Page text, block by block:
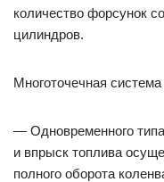
количество форсунок
цилиндров.
Многоточечная
— Одновременного
и впрыск топлива
полного оборота